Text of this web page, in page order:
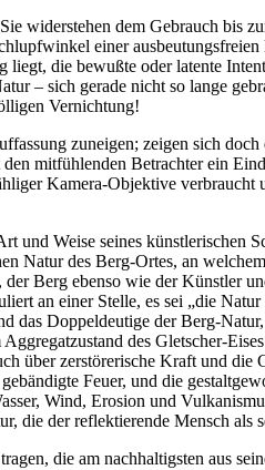
widerstehen dem Gebrauch bis
einer
die bewußte oder latente
– sich gerade nicht so lange
Vernichtung!
zuneigen; zeigen sich
mitfühlenden Betrachter ein
Kamera-Objektive verbraucht
Weise seines künstlerischen
Natur des Berg-Ortes, an
Berg ebenso wie der Künstler
an einer Stelle, es sei „die
Doppeldeutige der Berg-
des Gletscher-
über zerstörerische Kraft und
Feuer, und die
Wind, Erosion und
die der reflektierende Mensch als
die am nachhaltigsten aus